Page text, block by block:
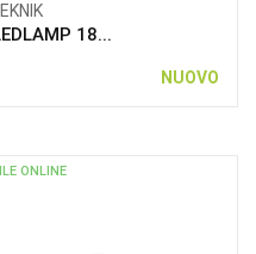
18...
NUOVO
ONLINE